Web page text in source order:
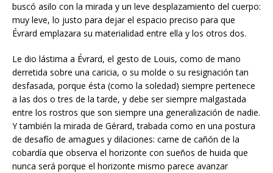
buscó asilo con la mirada y un leve desplazamiento del cuerpo:
muy leve, lo justo para dejar el espacio preciso para que
Évrard emplazara su materialidad entre ella y los otros dos.
Le dio lástima a Évrard, el gesto de Louis, como de mano
derretida sobre una caricia, o su molde o su resignación tan
desfasada, porque ésta (como la soledad) siempre pertenece
a las dos o tres de la tarde, y debe ser siempre malgastada
entre los rostros que son siempre una generalización de nadie.
Y también la mirada de Gérard, trabada como en una postura
de desafío de amagues y dilaciones: carne de cañón de la
cobardía que observa el horizonte con sueños de huida que
nunca será porque el horizonte mismo parece avanzar